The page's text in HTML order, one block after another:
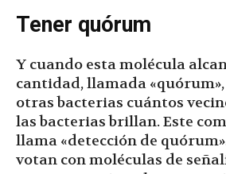
Tener quórum
Y cuando esta molécula
cantidad, llamada «quórum»,
otras bacterias cuántos
las bacterias brillan. Este
llama «detección de
votan con moléculas de